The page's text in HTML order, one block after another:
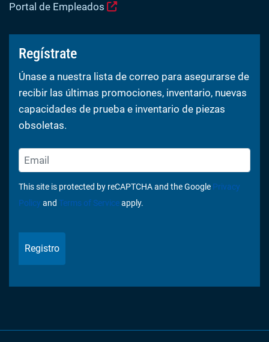
Portal de Empleados
Regístrate
Únase a nuestra lista de correo para asegurarse de
recibir las últimas promociones, inventario, nuevas
capacidades de prueba e inventario de piezas
obsoletas.
This site is protected by reCAPTCHA and the Google Privacy
Policy and Terms of Serviceapply.
Registro